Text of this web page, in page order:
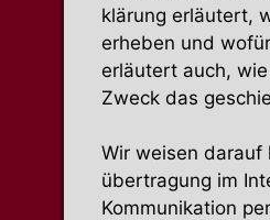
klärung erläutert,
erheben und
erläutert auch,
Zweck das
Wir weisen
über­tragung im
Kommu­ni­kation